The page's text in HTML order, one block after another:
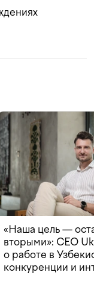
«Наша цель —
вторыми»: CEO
о работе в
конкуренции и